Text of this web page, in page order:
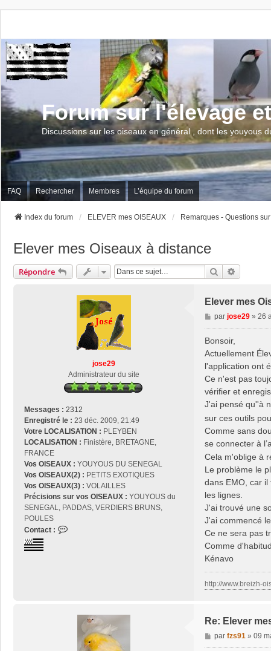
Forum sur l'élevage
Discussions sur les oiseaux en général , dont les youyous
FAQ Rechercher Membres L’équipe du forum
Index du forum ELEVER mes OISEAUX Remarques - Questions
Elever mes Oiseaux à distance
Répondre Rechercher
jose29
Administrateur du site
Messages : 2312
Enregistré le : 23 déc. 2009, 21:49
Votre LOCALISATION : PLEYBEN
LOCALISATION : Finistère, BRETAGNE,
FRANCE
Vos OISEAUX : YOUYOUS DU SENEGAL
Vos OISEAUX(2) : PETITS EXOTIQUES
Vos OISEAUX(3) : VOLAILLES
Précisions sur vos OISEAUX : YOUYOUS du
SENEGAL, PADDAS, VERDIERS BRUNS,
POULES
Contact :
Elever mes
M
e
a
g
e
par jose29» 26
Bonsoir,
Actuellement
l'application ont
Ce n'est pas
vérifier et
J'ai pensé qu''à
sur ces outils
Comme sans
se connecter à
Cela m'oblige à
Le problème le
dans EMO, car
les lignes.
J'ai trouvé une
J'ai commencé
Ce ne sera pas
Comme
Kénavo
http://www.breizh-
Re: Elever
M
e
par fzs91 » 09